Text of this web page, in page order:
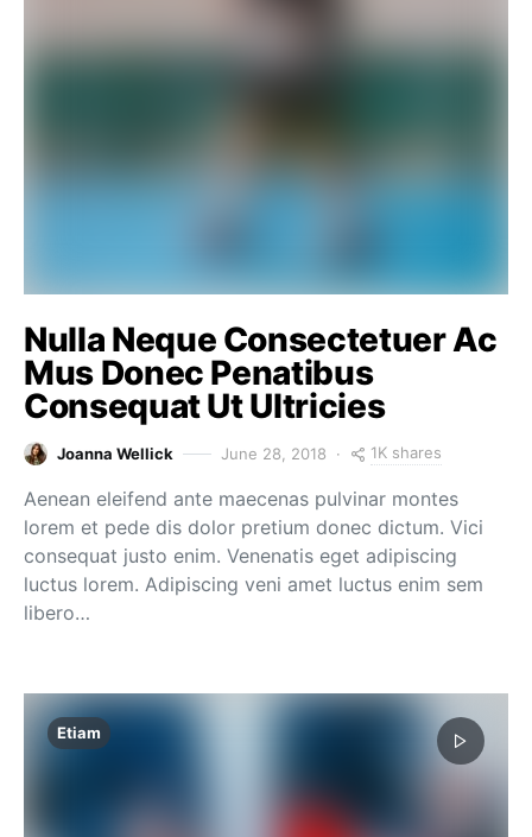
Nulla Neque Consectetuer Ac
Mus Donec Penatibus
Consequat Ut Ultricies
Joanna Wellick June 28, 2018 1K shares
Aenean eleifend ante maecenas pulvinar montes
lorem et pede dis dolor pretium donec dictum. Vici
consequat justo enim. Venenatis eget adipiscing
luctus lorem. Adipiscing veni amet luctus enim sem
libero…
Etiam